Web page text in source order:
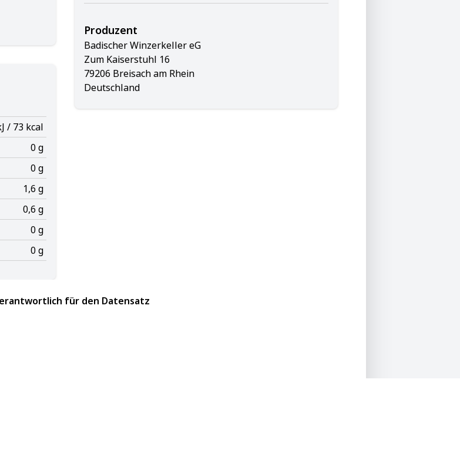
305 kJ / 73 kcal
0 g
0 g
1,6 g
0,6 g
0 g
0 g
Produzent
Badischer Winzerkeller eG
Zum Kaiserstuhl 16
79206 Breisach am Rhein
Deutschland
für den Datensatz